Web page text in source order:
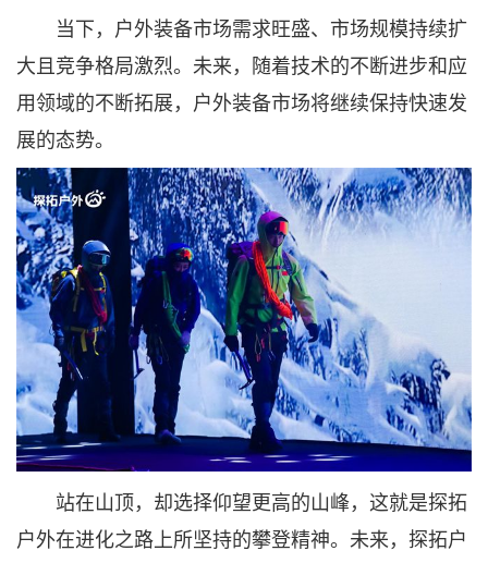
当下，户外装备市场需求旺盛、市场规模持续扩
大且竞争格局激烈。未来，随着技术的不断进步和应
用领域的不断拓展，户外装备市场将继续保持快速发
展的态势。
站在山顶，却选择仰望更高的山峰，这就是探拓
户外在进化之路上所坚持的攀登精神。未来，探拓户